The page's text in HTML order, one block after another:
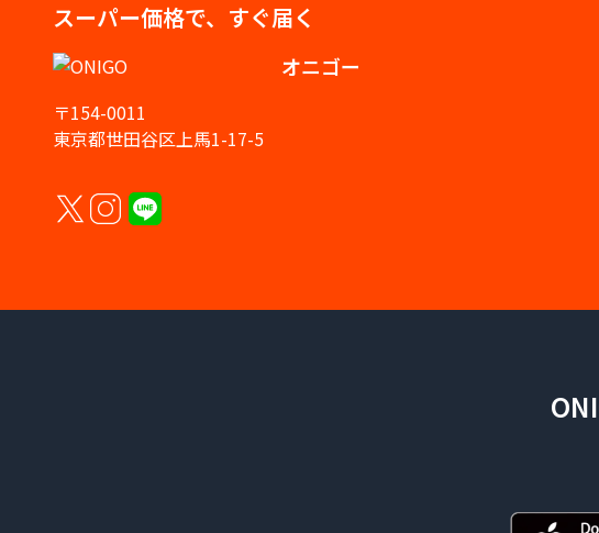
スーパー価格で、すぐ届く
オニゴー
〒154-0011
東京都世田谷区上馬1-17-5